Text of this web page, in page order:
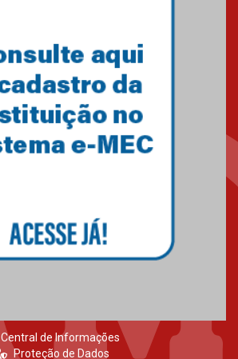
Primeiro culto do ano ressalta o
27.02.2026
Central de Informações
Proteção de Dados